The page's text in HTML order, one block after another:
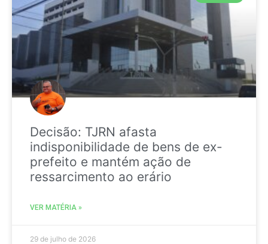
Decisão: TJRN afasta
indisponibilidade de bens de ex-
prefeito e mantém ação de
ressarcimento ao erário
VER MATÉRIA »
29 de julho de 2026